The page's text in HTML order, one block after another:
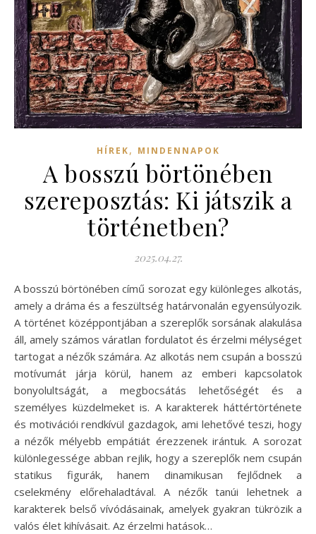
HÍREK, MINDENNAPOK
A bosszú börtönében
szereposztás: Ki játszik a
történetben?
2025.04.27.
A bosszú börtönében című sorozat egy különleges alkotás,
amely a dráma és a feszültség határvonalán egyensúlyozik.
A történet középpontjában a szereplők sorsának alakulása
áll, amely számos váratlan fordulatot és érzelmi mélységet
tartogat a nézők számára. Az alkotás nem csupán a bosszú
motívumát járja körül, hanem az emberi kapcsolatok
bonyolultságát, a megbocsátás lehetőségét és a
személyes küzdelmeket is. A karakterek háttértörténete
és motivációi rendkívül gazdagok, ami lehetővé teszi, hogy
a nézők mélyebb empátiát érezzenek irántuk. A sorozat
különlegessége abban rejlik, hogy a szereplők nem csupán
statikus figurák, hanem dinamikusan fejlődnek a
cselekmény előrehaladtával. A nézők tanúi lehetnek a
karakterek belső vívódásainak, amelyek gyakran tükrözik a
valós élet kihívásait. Az érzelmi hatások…